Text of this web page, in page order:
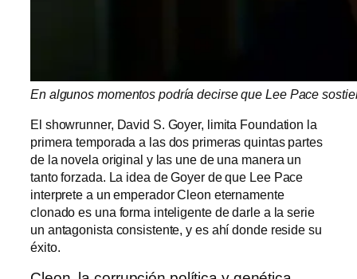
En algunos momentos podría decirse que Lee Pace
El showrunner, David S. Goyer, limita Foundation la
primera temporada a las dos primeras quintas partes
de la novela original y las une de una manera un
tanto forzada. La idea de Goyer de que Lee Pace
interprete a un emperador Cleon eternamente
clonado es una forma inteligente de darle a la serie
un antagonista consistente, y es ahí donde reside su
éxito.